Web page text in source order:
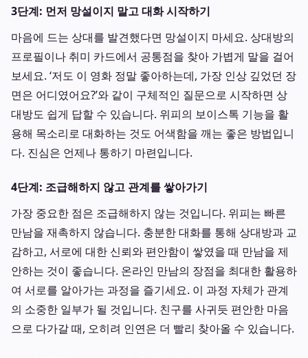
3단계: 먼저 망설이지 말고 대화 시작하기
마음에 드는 상대를 발견했다면 망설이지 마세요. 상대방의
프로필이나 취미 카드에서 공통점을 찾아 가볍게 말을 걸어
보세요. ‘저도 이 영화 정말 좋아하는데, 가장 인상 깊었던 장
면은 어디였어요?’와 같이 구체적인 질문으로 시작하면 상
대방도 쉽게 답할 수 있습니다. 위피의 보이스톡 기능을 활
용해 목소리로 대화하는 것도 어색함을 깨는 좋은 방법입니
다. 진심은 언제나 통하기 마련입니다.
4단계: 조급해하지 않고 관계를 쌓아가기
가장 중요한 점은 조급해하지 않는 것입니다. 위피는 빠른
만남을 재촉하지 않습니다. 충분한 대화를 통해 상대방과 교
감하고, 서로에 대한 신뢰와 편안함이 쌓였을 때 만남을 제
안하는 것이 좋습니다. 온라인 만남의 장점을 최대한 활용하
여 서로를 알아가는 과정을 즐기세요. 이 과정 자체가 관계
의 소중한 일부가 될 것입니다. 친구를 사귀듯 편안한 마음
으로 다가갈 때, 오히려 인연은 더 빨리 찾아올 수 있습니다.